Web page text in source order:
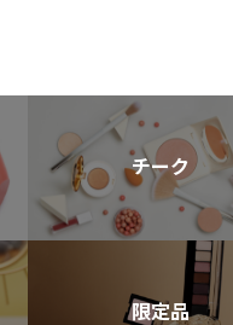
チーク
限定品